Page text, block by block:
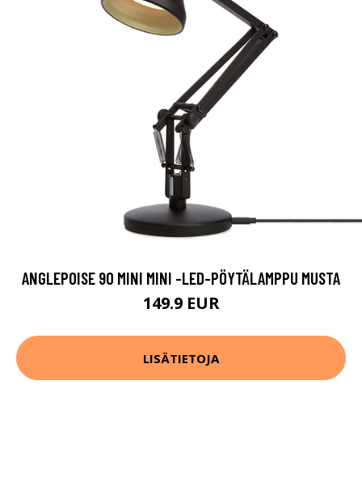
ANGLEPOISE 90 MINI MINI -LED-PÖYTÄLAMPPU MUSTA
149.9 EUR
LISÄTIETOJA